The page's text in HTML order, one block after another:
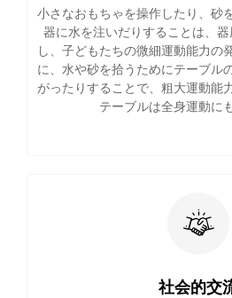
小さなおもちゃを操作したり、砂
器に水を注いだりすることは、
し、子どもたちの微細運動能力の
に、水や砂を拾うためにテーブル
がったりすることで、粗大運動能
テーブルは全身運動に
社会的交